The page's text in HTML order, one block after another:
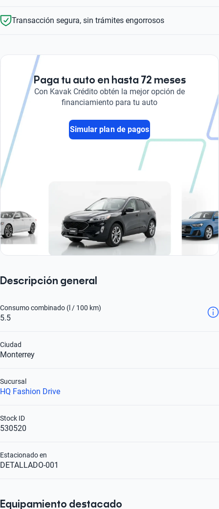
Transacción segura, sin trámites engorrosos
Paga tu auto en hasta 72 meses
Con Kavak Crédito obtén la mejor opción de
financiamiento para tu auto
Simular plan de pagos
Descripción general
5.5
Consumo combinado (l / 100 km)
Monterrey
Ciudad
HQ Fashion Drive
Sucursal
530520
Stock ID
DETALLADO-001
Estacionado en
Equipamiento destacado